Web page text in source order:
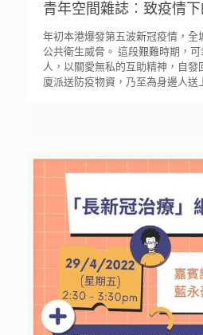
青年空間雜誌︰致疫情
年初本港爆發第五波新冠疫情，全
公共衛生威脅。 這段艱難時期，
人，以關愛無私的互助精神，自發
廈派送防疫物資，乃至為身邊人送